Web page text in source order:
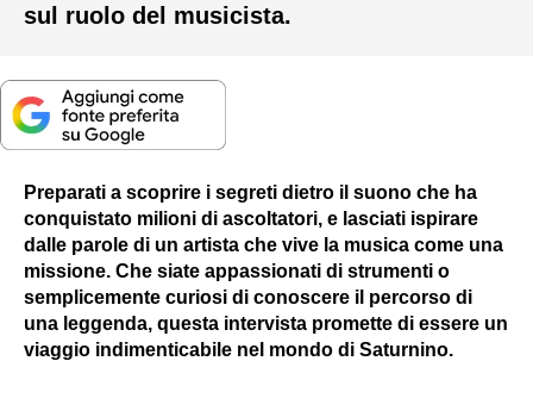
sul ruolo del musicista.
Preparati a scoprire i segreti dietro il suono che ha
conquistato milioni di ascoltatori, e lasciati ispirare
dalle parole di un artista che vive la musica come una
missione. Che siate appassionati di strumenti o
semplicemente curiosi di conoscere il percorso di
una leggenda, questa intervista promette di essere un
viaggio indimenticabile nel mondo di Saturnino.